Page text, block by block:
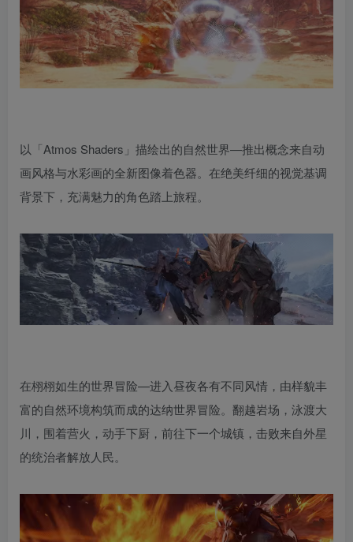
以「Atmos Shaders」描绘出的自然世界—推出概念来自动
画风格与水彩画的全新图像着色器。在绝美纤细的视觉基调
背景下，充满魅力的角色踏上旅程。
在栩栩如生的世界冒险—进入昼夜各有不同风情，由样貌丰
富的自然环境构筑而成的达纳世界冒险。翻越岩场，泳渡大
川，围着营火，动手下厨，前往下一个城镇，击败来自外星
的统治者解放人民。